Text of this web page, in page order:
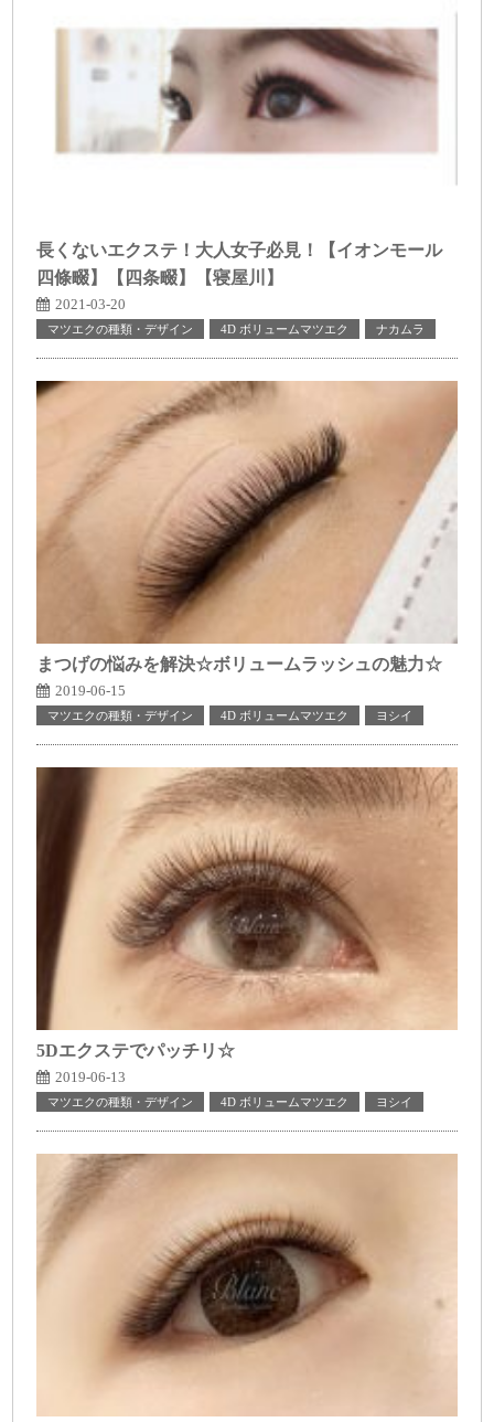
長くないエクステ！大人女子必見！【イオンモール
四條畷】【四条畷】【寝屋川】
2021-03-20
マツエクの種類・デザイン 4D ボリュームマツエク ナカムラ
まつげの悩みを解決☆ボリュームラッシュの魅力☆
2019-06-15
マツエクの種類・デザイン 4D ボリュームマツエク ヨシイ
5Dエクステでパッチリ☆
2019-06-13
マツエクの種類・デザイン 4D ボリュームマツエク ヨシイ